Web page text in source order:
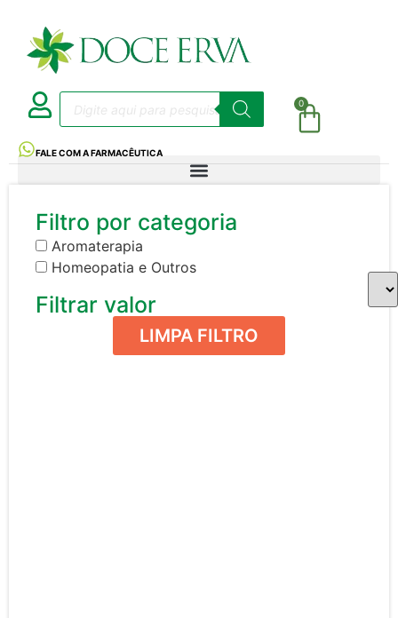
0
FALE COM A FARMACÊUTICA
Filtro por categoria
Aromaterapia
Homeopatia e Outros
Filtrar valor
LIMPA FILTRO